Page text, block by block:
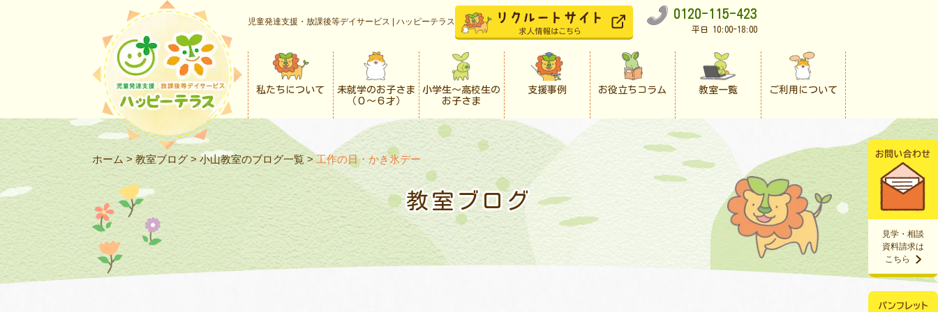
児童発達支援・放課後等デイサービス | ハッピーテラス
0120-115-423
平日 10:00-18:00
私たちについて
未就学のお子さま
（０〜６才）
小学生〜高校生の
お子さま
支援事例 お役立ちコラム 教室一覧 ご利用について
見学・相談
資料請求は
こちら
ホーム > 教室ブログ > 小山教室のブログ一覧 > 工作の日・かき氷デー
教室ブログ